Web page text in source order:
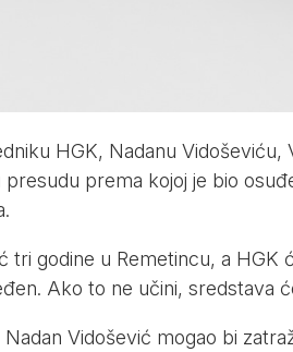
HGK, Nadanu Vidoševiću,
prema kojoj je bio
tri godine u Remetincu, a HGK
Ako to ne učini, sredstava
Nadan Vidošević mogao bi